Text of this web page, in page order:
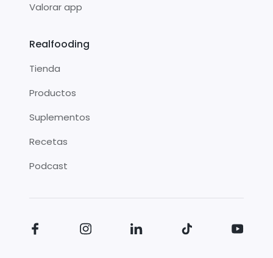
Valorar app
Realfooding
Tienda
Productos
Suplementos
Recetas
Podcast